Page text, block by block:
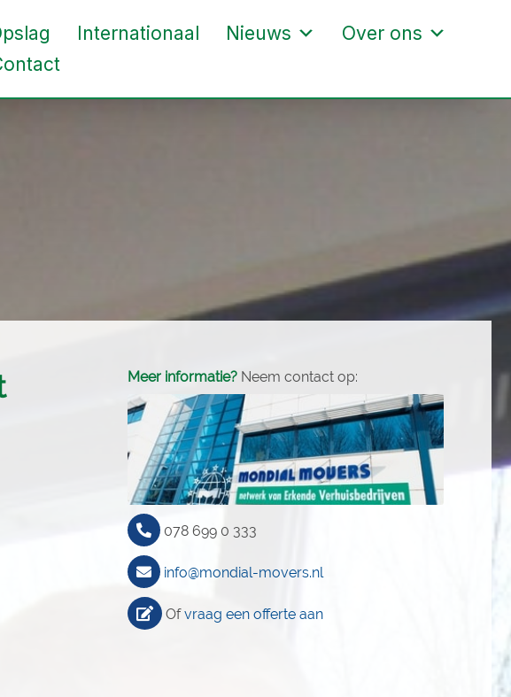
Internationaal Nieuws
Over ons
Meer informatie?Neem contact op:
078 699 0 333
info@mondial-movers.nl
Ofvraag een offerte aan